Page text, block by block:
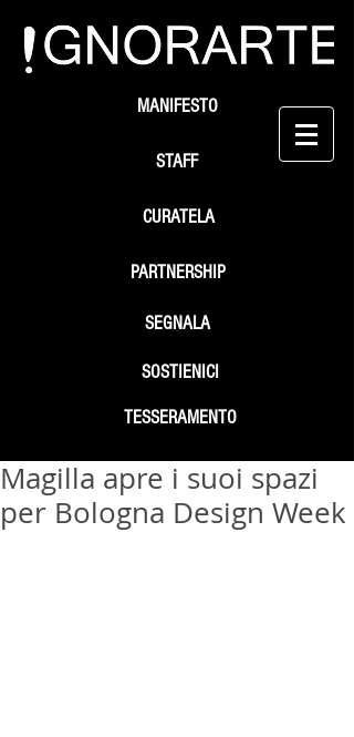
STAFF
SEGNALA
SOSTIENICI
MANIFESTO
PARTNERSHIP
TESSERAMENTO
CURATELA
Magilla apre i suoi spazi
per Bologna Design Week